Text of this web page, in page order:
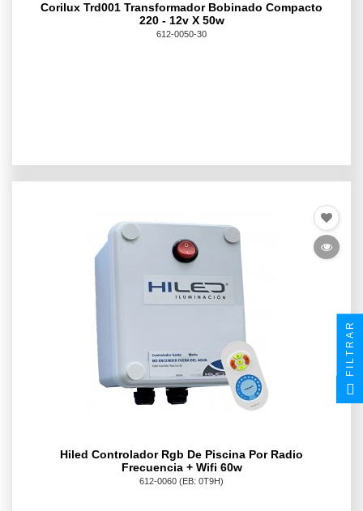
Corilux Trd001 Transformador Bobinado Compacto
220 - 12v X 50w
612-0050-30
Hiled Controlador Rgb De Piscina Por Radio
Frecuencia + Wifi 60w
612-0060 (EB: 0T9H)
FILTRAR